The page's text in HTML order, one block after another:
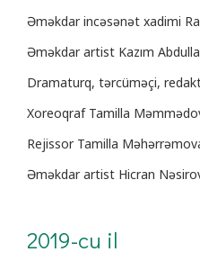
Əməkdar incəsənət xadimi
Əməkdar artist Kazım
Dramaturq, tərcüməçi,
Xoreoqraf Tamilla
Rejissor Tamilla
Əməkdar artist Hicran
2019-cu il